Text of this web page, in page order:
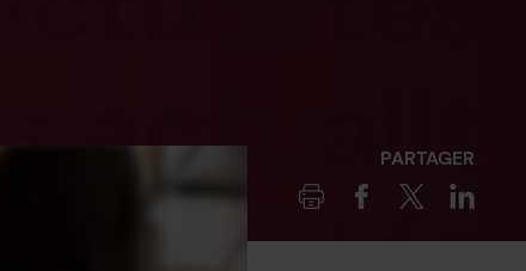
PARTAGER